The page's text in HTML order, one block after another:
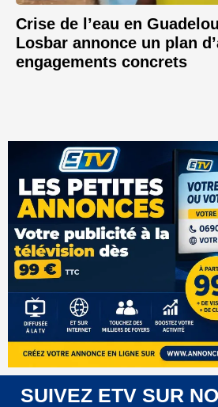
Crise de l’eau en
Losbar annonce un plan
engagements concrets
SUIVEZ ETV SUR